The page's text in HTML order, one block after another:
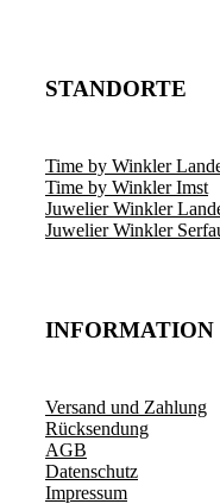
STANDORTE
Time by Winkler
Time by Winkler Imst
Juwelier Winkler
Juwelier Winkler
INFORMATION
Versand und Zahlung
Rücksendung
AGB
Datenschutz
Impressum